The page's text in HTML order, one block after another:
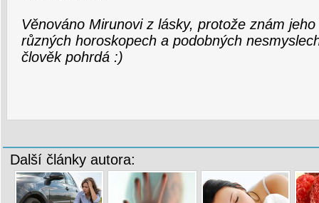
Věnováno Mirunovi z lásky, protože znám
různých horoskopech a podobných
člověk pohrdá :)
Další články autora: